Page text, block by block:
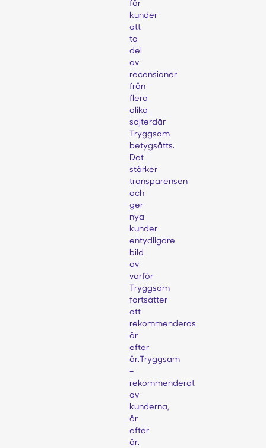
för
kunder
att
ta
del
av
recensioner
från
flera
olika
sajterdär
Tryggsam
betygsätts.
Det
stärker
transparensen
och
ger
nya
kunder
entydligare
bild
av
varför
Tryggsam
fortsätter
att
rekommenderas
år
efter
år.Tryggsam
–
rekommenderat
av
kunderna,
år
efter
år.‍